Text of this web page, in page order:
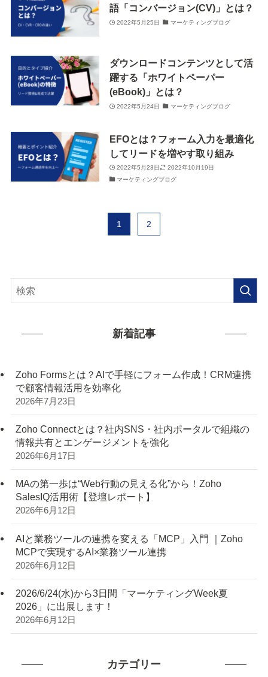
語「コンバージョン(CV)」とは？
2022年5月25日 マーケティングブログ
ダウンロードコンテンツとして活
躍する「ホワイトペーパー
(eBook)」とは？
2022年5月24日 マーケティングブログ
EFOとは？フォーム入力を最適化
してリードを増やす取り組み
2022年5月23日
2022年10月19日
マーケティングブログ
1 2
新着記事
Zoho Formsとは？AIで手軽にフォーム作成！CRM連携
で顧客情報活用を効率化
2026年7月23日
Zoho Connectとは？社内SNS・社内ポータルで組織の
情報共有とエンゲージメントを強化
2026年6月17日
MAの第一歩は“Web行動の見える化”から！Zoho
SalesIQ活用術【登壇レポート】
2026年6月12日
AIと業務ツールの連携を変える「MCP」入門 ｜Zoho
MCPで実現するAI×業務ツール連携
2026年6月12日
2026/6/24(水)から3日間「マーケティングWeek夏
2026」に出展します！
2026年6月12日
カテゴリー